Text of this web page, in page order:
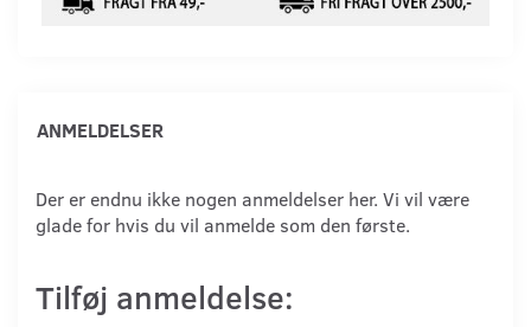
ANMELDELSER
Der er endnu ikke nogen anmeldelser her. Vi vil være
glade for hvis du vil anmelde som den første.
Tilføj anmeldelse: